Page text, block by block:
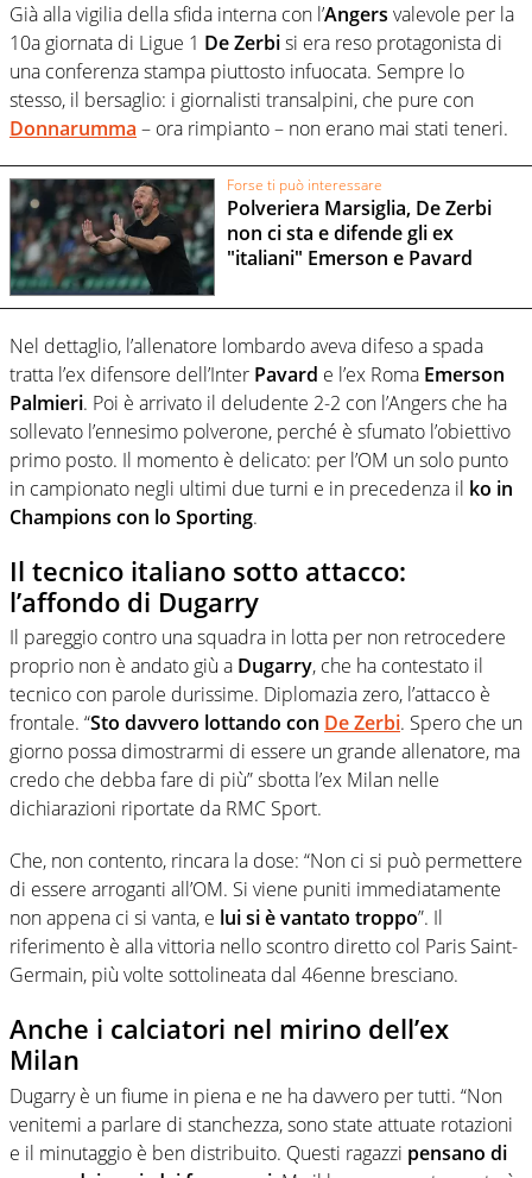
Già alla vigilia della sfida interna con l’Angers valevole per la
10a giornata di Ligue 1 De Zerbisi era reso protagonista di
una conferenza stampa piuttosto infuocata. Sempre lo
stesso, il bersaglio: i giornalisti transalpini, che pure con
Donnarumma – ora rimpianto – non erano mai stati teneri.
Forse ti può interessare
Polveriera Marsiglia, De Zerbi
non ci sta e difende gli ex
"italiani" Emerson e Pavard
Nel dettaglio, l’allenatore lombardo aveva difeso a spada
tratta l’ex difensore dell’Inter Pavard e l’ex Roma Emerson
Palmieri. Poi è arrivato il deludente 2-2 con l’Angers che ha
sollevato l’ennesimo polverone, perché è sfumato l’obiettivo
primo posto. Il momento è delicato: per l’OM un solo punto
in campionato negli ultimi due turni e in precedenza il ko in
Champions con lo Sporting.
Il tecnico italiano sotto attacco:
l’affondo di Dugarry
Il pareggio contro una squadra in lotta per non retrocedere
proprio non è andato giù a Dugarry, che ha contestato il
tecnico con parole durissime. Diplomazia zero, l’attacco è
frontale. “Sto davvero lottando con De Zerbi. Spero che un
giorno possa dimostrarmi di essere un grande allenatore, ma
credo che debba fare di più” sbotta l’ex Milan nelle
dichiarazioni riportate da RMC Sport.
Che, non contento, rincara la dose: “Non ci si può permettere
di essere arroganti all’OM. Si viene puniti immediatamente
non appena ci si vanta, e lui si è vantato troppo”. Il
riferimento è alla vittoria nello scontro diretto col Paris Saint-
Germain, più volte sottolineata dal 46enne bresciano.
Anche i calciatori nel mirino dell’ex
Milan
Dugarry è un fiume in piena e ne ha davvero per tutti. “Non
venitemi a parlare di stanchezza, sono state attuate rotazioni
e il minutaggio è ben distribuito. Questi ragazzi pensano di